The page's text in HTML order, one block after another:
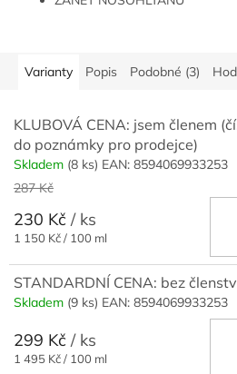
Varianty Popis Podobné (3)
KLUBOVÁ CENA: jsem členem
do poznámky pro prodejce)
Skladem (8 ks) EAN: 8594069933253
287 Kč
230 Kč / ks
Měrná
1 150 Kč / 100 ml
STANDARDNÍ CENA: bez
Skladem (9 ks) EAN: 8594069933253
299 Kč / ks
Měrná
1 495 Kč / 100 ml